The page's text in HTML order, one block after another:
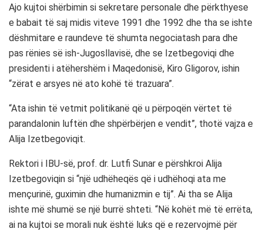
Ajo kujtoi shërbimin si sekretare personale dhe përkthyese
e babait të saj midis viteve 1991 dhe 1992 dhe tha se ishte
dëshmitare e raundeve të shumta negociatash para dhe
pas rënies së ish-Jugosllavisë, dhe se Izetbegoviqi dhe
presidenti i atëhershëm i Maqedonisë, Kiro Gligorov, ishin
“zërat e arsyes në ato kohë të trazuara”.
“Ata ishin të vetmit politikanë që u përpoqën vërtet të
parandalonin luftën dhe shpërbërjen e vendit”, thotë vajza e
Alija Izetbegoviqit.
Rektori i IBU-së, prof. dr. Lutfi Sunar e përshkroi Alija
Izetbegoviqin si “një udhëheqës që i udhëhoqi ata me
mençurinë, guximin dhe humanizmin e tij”. Ai tha se Alija
ishte më shumë se një burrë shteti. “Në kohët më të errëta,
ai na kujtoi se morali nuk është luks që e rezervojmë për